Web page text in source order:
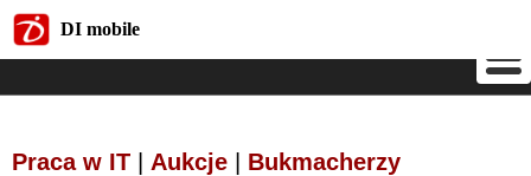
DI mobile
Praca w IT Aukcje
Bukmacherzy
DI mobile